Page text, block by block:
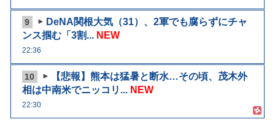
9
DeNA関根大気（31）、2軍でも腐らずにチャ
ンス掴む「3割... NEW
22:36
10
【悲報】熊本は猛暑と断水…その頃、茂木外
相は中南米でニッコリ... NEW
22:30